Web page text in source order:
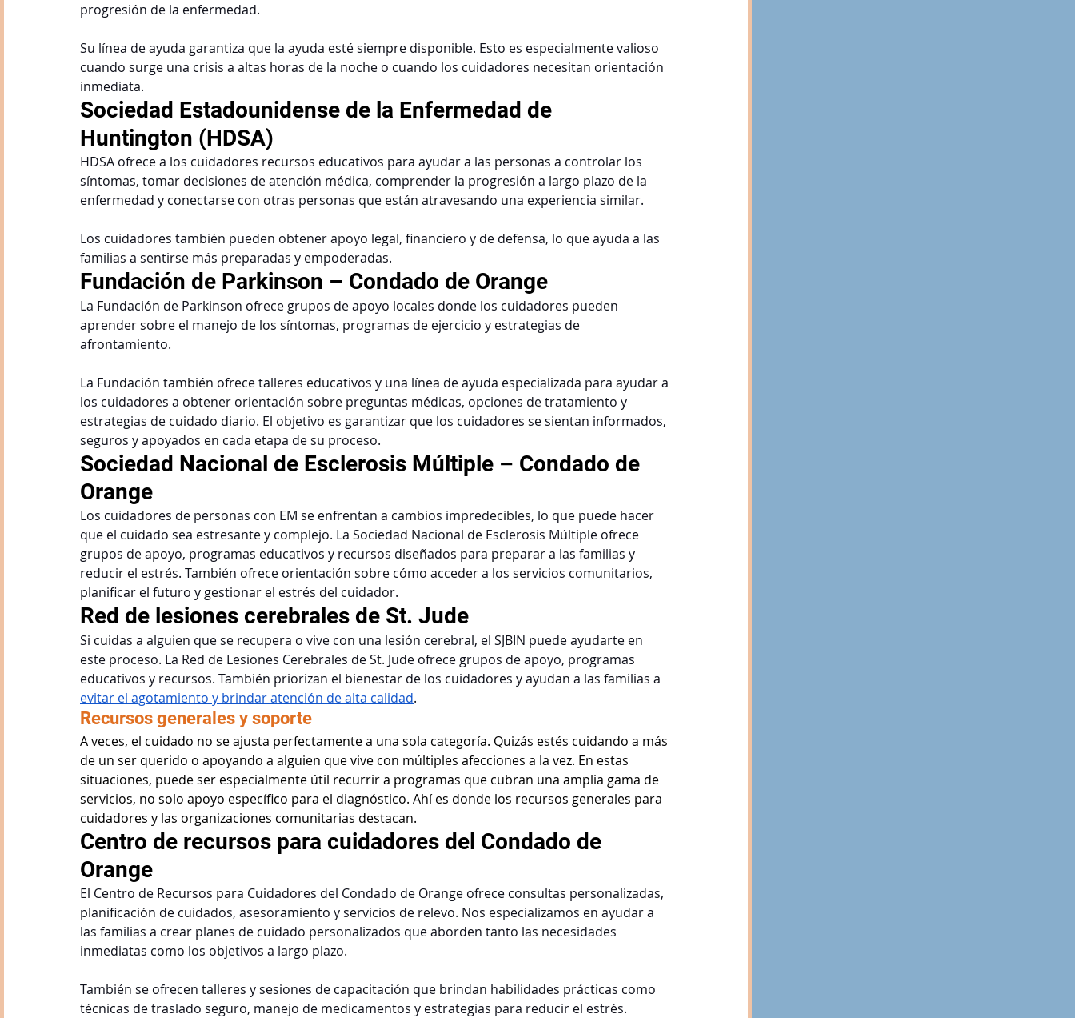
progresión de la enfermedad.
Su línea de ayuda garantiza que la ayuda esté siempre disponible. Esto es especialmente valioso
cuando surge una crisis a altas horas de la noche o cuando los cuidadores necesitan orientación
inmediata.
Sociedad Estadounidense de la Enfermedad de
Huntington (HDSA)
HDSA ofrece a los cuidadores recursos educativos para ayudar a las personas a controlar los
síntomas, tomar decisiones de atención médica, comprender la progresión a largo plazo de la
enfermedad y conectarse con otras personas que están atravesando una experiencia similar.
Los cuidadores también pueden obtener apoyo legal, financiero y de defensa, lo que ayuda a las
familias a sentirse más preparadas y empoderadas.
Fundación de Parkinson – Condado de Orange
La Fundación de Parkinson ofrece grupos de apoyo locales donde los cuidadores pueden
aprender sobre el manejo de los síntomas, programas de ejercicio y estrategias de
afrontamiento.
La Fundación también ofrece talleres educativos y una línea de ayuda especializada para ayudar a
los cuidadores a obtener orientación sobre preguntas médicas, opciones de tratamiento y
estrategias de cuidado diario. El objetivo es garantizar que los cuidadores se sientan informados,
seguros y apoyados en cada etapa de su proceso.
Sociedad Nacional de Esclerosis Múltiple – Condado de
Orange
Los cuidadores de personas con EM se enfrentan a cambios impredecibles, lo que puede hacer
que el cuidado sea estresante y complejo. La Sociedad Nacional de Esclerosis Múltiple ofrece
grupos de apoyo, programas educativos y recursos diseñados para preparar a las familias y
reducir el estrés. También ofrece orientación sobre cómo acceder a los servicios comunitarios,
planificar el futuro y gestionar el estrés del cuidador.
Red de lesiones cerebrales de St. Jude
Si cuidas a alguien que se recupera o vive con una lesión cerebral, el SJBIN puede ayudarte en
este proceso. La Red de Lesiones Cerebrales de St. Jude ofrece grupos de apoyo, programas
educativos y recursos. También priorizan el bienestar de los cuidadores y ayudan a las familias a
evitar el agotamiento y brindar atención de alta calidad.
Recursos generales y soporte
A veces, el cuidado no se ajusta perfectamente a una sola categoría. Quizás estés cuidando a más
de un ser querido o apoyando a alguien que vive con múltiples afecciones a la vez. En estas
situaciones, puede ser especialmente útil recurrir a programas que cubran una amplia gama de
servicios, no solo apoyo específico para el diagnóstico. Ahí es donde los recursos generales para
cuidadores y las organizaciones comunitarias destacan.
Centro de recursos para cuidadores del Condado de
Orange
El Centro de Recursos para Cuidadores del Condado de Orange ofrece consultas personalizadas,
planificación de cuidados, asesoramiento y servicios de relevo. Nos especializamos en ayudar a
las familias a crear planes de cuidado personalizados que aborden tanto las necesidades
inmediatas como los objetivos a largo plazo.
También se ofrecen talleres y sesiones de capacitación que brindan habilidades prácticas como
técnicas de traslado seguro, manejo de medicamentos y estrategias para reducir el estrés.